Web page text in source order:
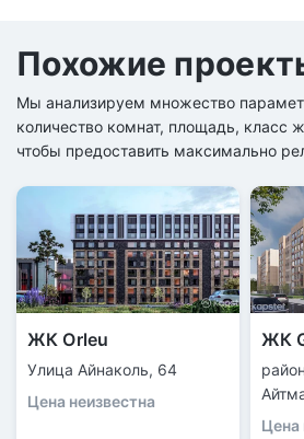
Похожие
Мы анализируем множество
количество комнат, площадь, класс
чтобы предоставить максимально
ЖК Orleu
Улица Айнаколь, 64
Цена неизвестна
ЖК
Цена